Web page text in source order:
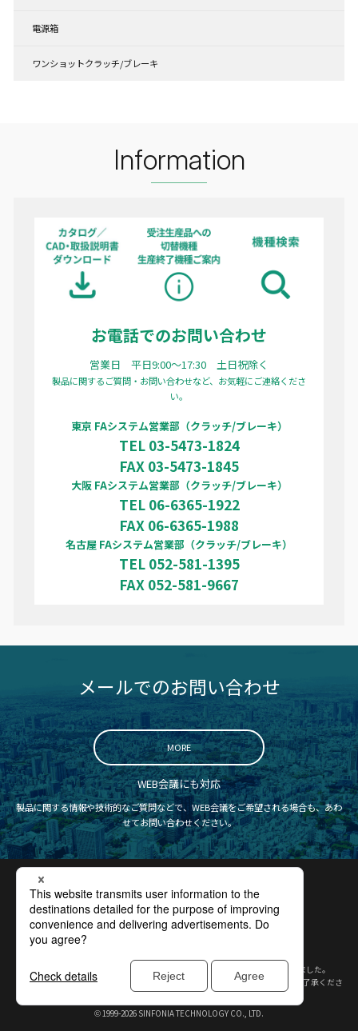
電源箱
ワンショットクラッチ/ブレーキ
Information
お電話でのお問い合わせ
営業日 平日9:00〜17:30 土日祝除く
製品に関するご質問・お問い合わせなど、お気軽にご連絡くださ
い。
東京 FAシステム営業部（クラッチ/ブレーキ）
TEL 03-5473-1824
FAX 03-5473-1845
大阪 FAシステム営業部（クラッチ/ブレーキ）
TEL 06-6365-1922
FAX 06-6365-1988
名古屋 FAシステム営業部（クラッチ/ブレーキ）
TEL 052-581-1395
FAX 052-581-9667
メールでのお問い合わせ
MORE
WEB会議にも対応
製品に関する情報や技術的なご質問などで、WEB会議をご希望される場合も、あわ
せてお問い合わせください。
認証取得
プライバシーポリシー
サイトポリシー
コンプライアンス
サイトマップ
2009年、シンフォニアテクノロジーは、(旧)神鋼電機より社名を変更いたしました。
※本サイト内には旧社名のロゴマークなどが含まれている場合がございますがご了承くださ
い。
© 1999-2026 SINFONIA TECHNOLOGY CO., LTD.